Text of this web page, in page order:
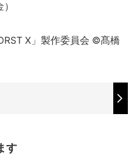
X」製作委員会 ©髙橋
す